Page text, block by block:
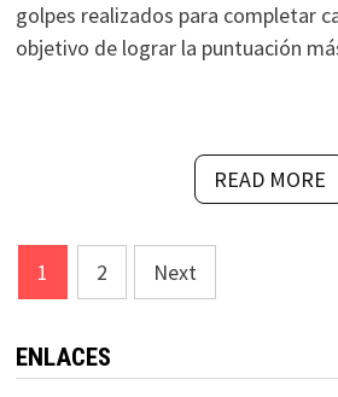
golpes realizados para completar
objetivo de lograr la puntuación
READ MORE
Posts
pagination
1 2 Next
ENLACES